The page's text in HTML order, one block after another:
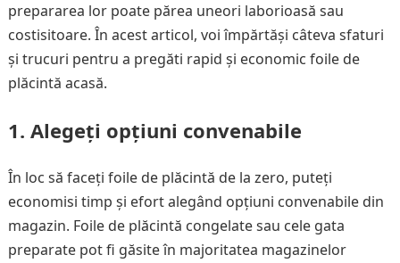
prepararea lor poate părea uneori laborioasă sau
costisitoare. În acest articol, voi împărtăși câteva sfaturi
și trucuri pentru a pregăti rapid și economic foile de
plăcintă acasă.
1. Alegeți opțiuni convenabile
În loc să faceți foile de plăcintă de la zero, puteți
economisi timp și efort alegând opțiuni convenabile din
magazin. Foile de plăcintă congelate sau cele gata
preparate pot fi găsite în majoritatea magazinelor